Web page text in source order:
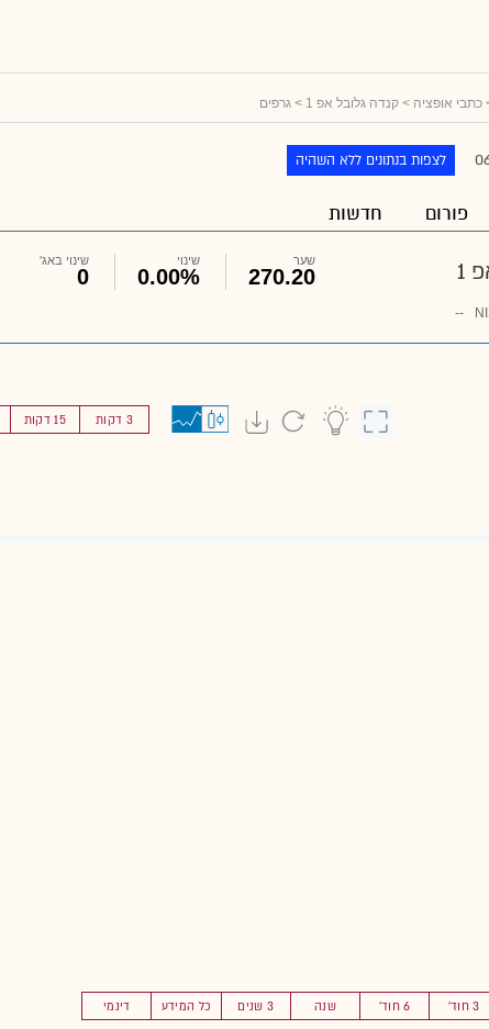
כתבי אופציה > קנדה גלובל אפ 1 > גרפים
לצפות בנתונים ללא השהיה
פורום חדשות
1
--
שער
270.20
שינוי
0.00%
שינוי באג'
0
15 דקות 3 דקות
3 חוד' 6 חוד' שנה 3 שנים כל המידע דינמי